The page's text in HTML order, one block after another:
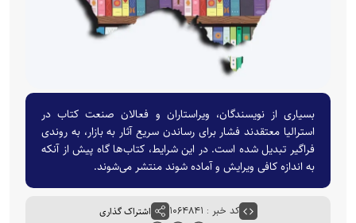
بسیاری از نویسندگان، ویراستاران و فعالان صنعت کتاب در
استرالیا معتقدند فشار برای رساندن سریع آثار به بازار، به روندی
فراگیر تبدیل شده است. در این شرایط، کتاب‌ها گاه پیش از آنکه
به اندازه کافی ویرایش و آماده شوند منتشر می‌شوند.
کد خبر : ۱۰۶۴۸۴۱ اشتراک گذاری